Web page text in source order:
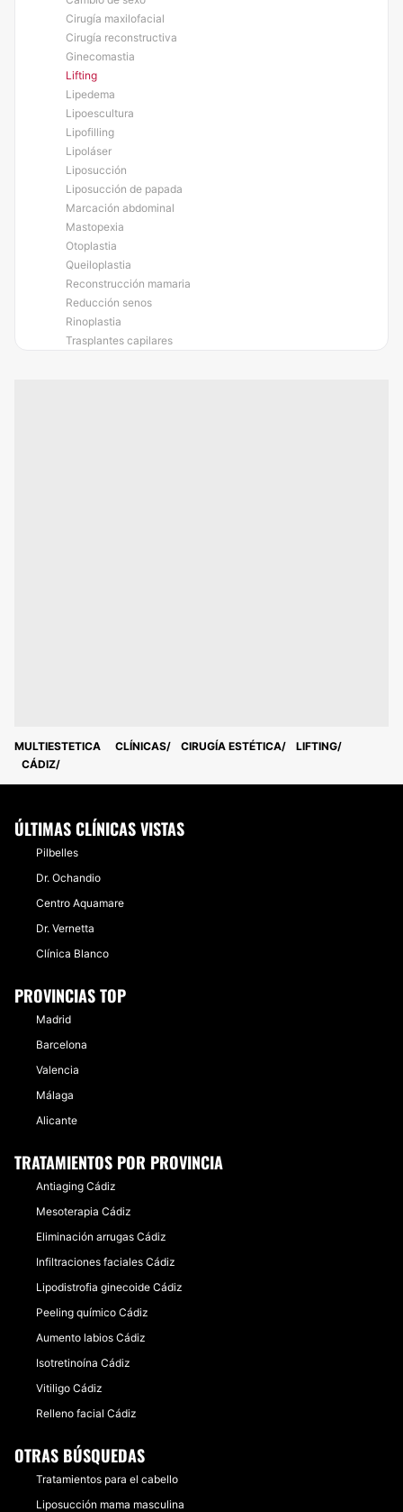
Cirugía maxilofacial
Cirugía reconstructiva
Ginecomastia
Lifting
Lipedema
Lipoescultura
Lipofilling
Lipoláser
Liposucción
Liposucción de papada
Marcación abdominal
Mastopexia
Otoplastia
Queiloplastia
Reconstrucción mamaria
Reducción senos
Rinoplastia
Trasplantes capilares
MULTIESTETICA CLÍNICAS CIRUGÍA ESTÉTICA
LIFTING
CÁDIZ
ÚLTIMAS CLÍNICAS VISTAS
Pilbelles
Dr. Ochandio
Centro Aquamare
Dr. Vernetta
Clínica Blanco
PROVINCIAS TOP
Madrid
Barcelona
Valencia
Málaga
Alicante
TRATAMIENTOS POR PROVINCIA
Antiaging Cádiz
Mesoterapia Cádiz
Eliminación arrugas Cádiz
Infiltraciones faciales Cádiz
Lipodistrofia ginecoide Cádiz
Peeling químico Cádiz
Aumento labios Cádiz
Isotretinoína Cádiz
Vitiligo Cádiz
Relleno facial Cádiz
OTRAS BÚSQUEDAS
Tratamientos para el cabello
Liposucción mama masculina